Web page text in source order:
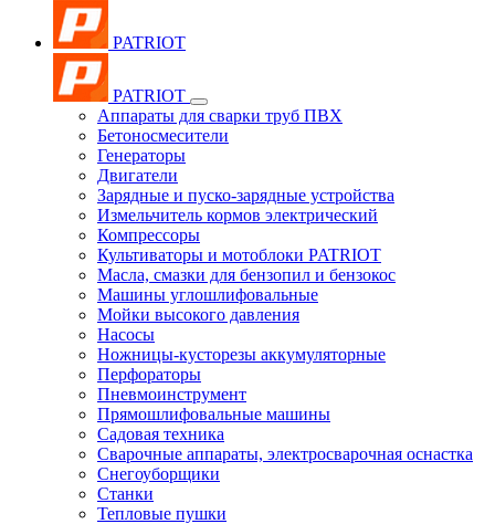
PATRIOT
PATRIOT
Аппараты для сварки труб ПВХ
Бетоносмесители
Генераторы
Двигатели
Зарядные и пуско-зарядные устройства
Измельчитель кормов электрический
Компрессоры
Культиваторы и мотоблоки PATRIOT
Масла, смазки для бензопил и бензокос
Машины углошлифовальные
Мойки высокого давления
Насосы
Ножницы-кусторезы аккумуляторные
Перфораторы
Пневмоинструмент
Прямошлифовальные машины
Садовая техника
Сварочные аппараты, электросварочная оснастка
Снегоуборщики
Станки
Тепловые пушки